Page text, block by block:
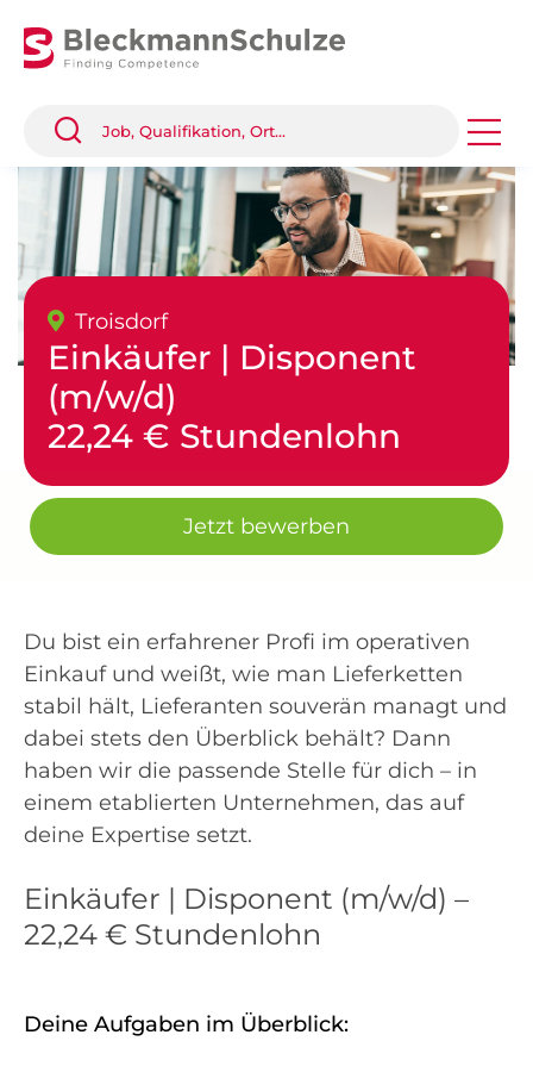
Troisdorf
Einkäufer | Disponent
(m/w/d)
22,24 € Stundenlohn
Jetzt bewerben
Du bist ein erfahrener Profi im operativen
Einkauf und weißt, wie man Lieferketten
stabil hält, Lieferanten souverän managt und
dabei stets den Überblick behält? Dann
haben wir die passende Stelle für dich – in
einem etablierten Unternehmen, das auf
deine Expertise setzt.
Einkäufer | Disponent (m/w/d) –
22,24 € Stundenlohn
Deine Aufgaben im Überblick: